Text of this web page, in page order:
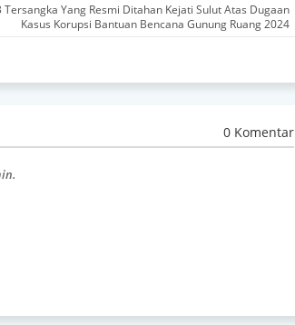
Tersangka Yang Resmi Ditahan Kejati Sulut Atas Dugaan
Kasus Korupsi Bantuan Bencana Gunung Ruang 2024
0 Komentar